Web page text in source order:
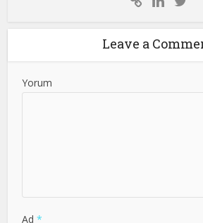
Leave a
Yorum
Ad*